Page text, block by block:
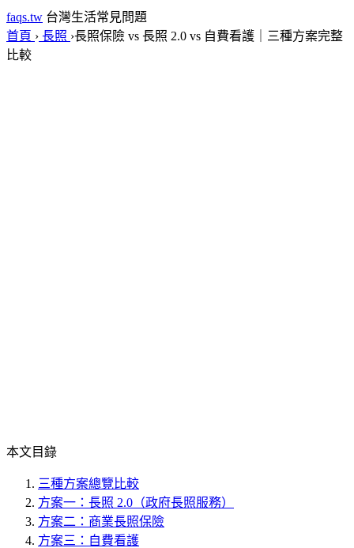
faqs.tw 台灣生活常見問題
首頁 › 長照 ›長照保險 vs 長照 2.0 vs 自費看護｜三種方案完整
比較
本文目錄
三種方案總覽比較
方案一：長照 2.0（政府長照服務）
方案二：商業長照保險
方案三：自費看護